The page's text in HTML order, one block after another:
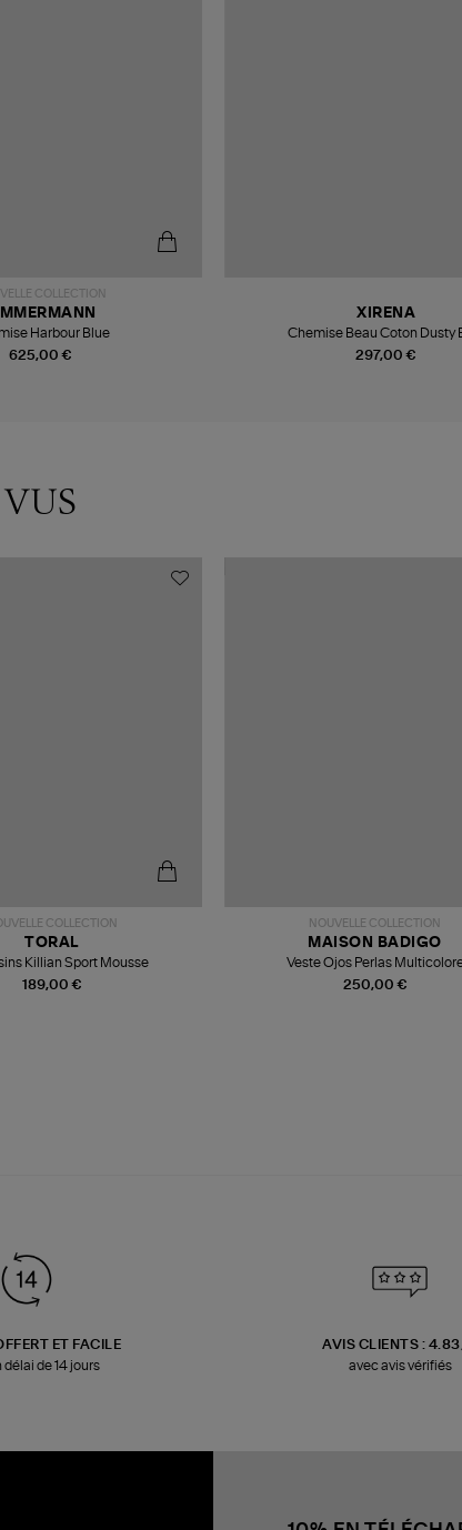
COLLECTION
625,00 €
Harbour Blue
297,00 €
XIRENA
Chemise Beau Coton Dusty
COLLECTION
189,00 €
TORAL
Killian Sport Mousse
NOUVELLE COLLECTION
250,00 €
MAISON BADIGO
Veste Ojos Perlas
ET FACILE
délai de 14 jours
AVIS CLIENTS :
avec avis vérifiés